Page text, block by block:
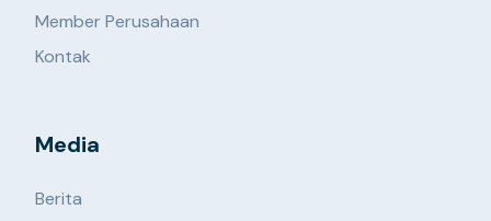
Member Perusahaan
Kontak
Media
Berita